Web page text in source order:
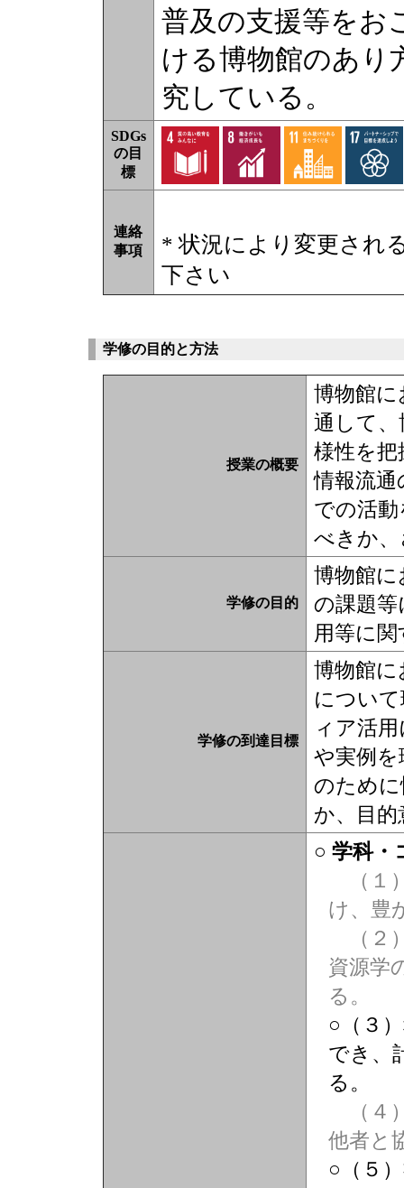
普及の支援等をお
ける博物館のあり
究している。
SDGs
の目
標
連絡
事項
* 状況により変更され
下さい
学修の目的と方法
授業の概要
博物館
通して、
様性を
情報流
での活
べきか
学修の目的
博物館に
の課題
用等に
学修の到達目標
博物館
につい
ィア活
や実例
のため
か、目
○ 学科・
（１
け、豊
（２
資源学
る。
○（３
でき、
る。
（４
他者と
○（５